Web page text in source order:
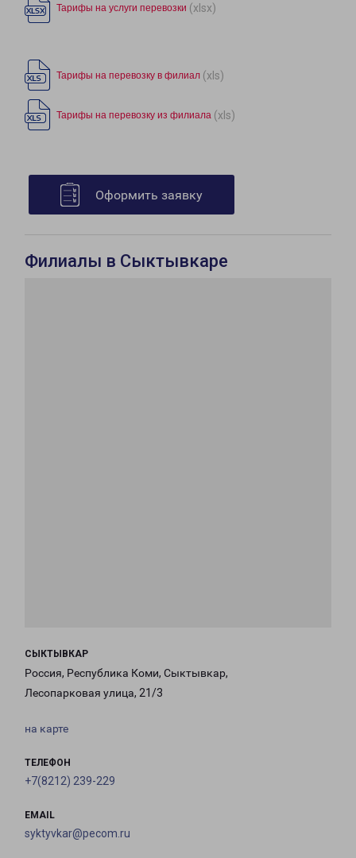
Тарифы на услуги перевозки (xlsx)
Тарифы на перевозку в филиал (xls)
Тарифы на перевозку из филиала (xls)
Оформить заявку
Филиалы в Сыктывкаре
СЫКТЫВКАР
Россия, Республика Коми, Сыктывкар,
Лесопарковая улица, 21/3
на карте
ТЕЛЕФОН
+7(8212) 239-229
EMAIL
syktyvkar@pecom.ru